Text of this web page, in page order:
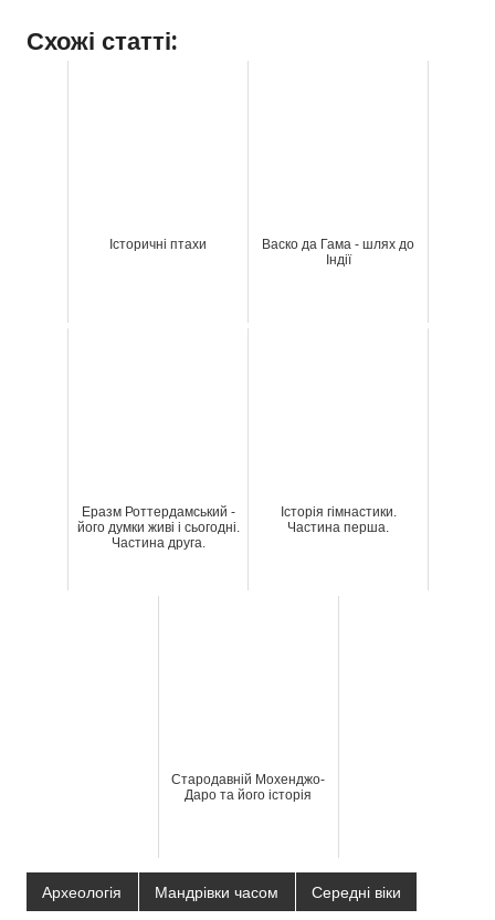
Схожі статті:
Історичні птахи
Васко да Гама - шлях до
Індії
Еразм Роттердамський -
його думки живі і сьогодні.
Частина друга.
Історія гімнастики.
Частина перша.
Стародавній Мохенджо-
Даро та його історія
Археологія Мандрівки часом Середні віки